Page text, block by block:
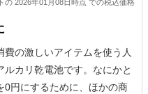
の 2026年01月08日時点 での税込価格
の激しいアイテムを使う人
カリ乾電池です。なにかと
0円にするために、ほかの商